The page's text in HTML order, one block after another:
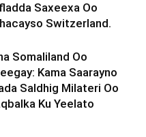
Saxeexa Oo
Switzerland.
Somaliland Oo
Kama Saarayno
Saldhig Milateri Oo
Ku Yeelato